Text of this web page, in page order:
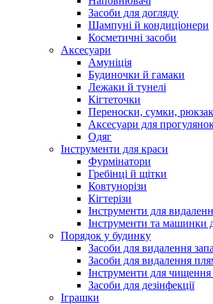
Засоби для догляду
Шампуні й кондиціонери
Косметичні засоби
Аксесуари
Амуніція
Будиночки й гамаки
Лежаки й тунелі
Кігтеточки
Переноски, сумки,
Аксесуари для
Одяг
Інструменти для краси
Фурмінатори
Гребінці й щітки
Ковтунорізи
Кігтерізи
Інструменти для
Інструменти та машинки
Порядок у будинку
Засоби для видалення
Засоби для видалення
Інструменти для чищення
Засоби для дезінфекції
Іграшки